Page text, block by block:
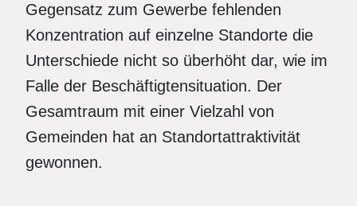
Gegensatz zum Gewerbe fehlenden
Konzentration auf einzelne Standorte die
Unterschiede nicht so überhöht dar, wie im
Falle der Beschäftigtensituation. Der
Gesamtraum mit einer Vielzahl von
Gemeinden hat an Standortattraktivität
gewonnen.